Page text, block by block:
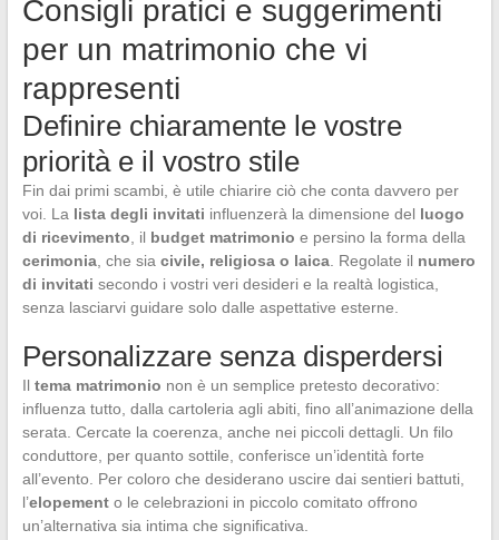
Consigli pratici e suggerimenti
per un matrimonio che vi
rappresenti
Definire chiaramente le vostre
priorità e il vostro stile
Fin dai primi scambi, è utile chiarire ciò che conta davvero per
voi. La lista degli invitati influenzerà la dimensione del luogo
di ricevimento , il budget matrimonio e persino la forma della
cerimonia, che sia civile, religiosa o laica. Regolate il numero
di invitati secondo i vostri veri desideri e la realtà logistica,
senza lasciarvi guidare solo dalle aspettative esterne.
Personalizzare senza disperdersi
Il tema matrimonio non è un semplice pretesto decorativo:
influenza tutto, dalla cartoleria agli abiti, fino all’animazione della
serata. Cercate la coerenza, anche nei piccoli dettagli. Un filo
conduttore, per quanto sottile, conferisce un’identità forte
all’evento. Per coloro che desiderano uscire dai sentieri battuti,
l’elopemento le celebrazioni in piccolo comitato offrono
un’alternativa sia intima che significativa.